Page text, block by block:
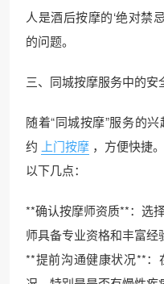
人是酒后按摩的‘绝对禁
的问题。
三、同城按摩服务中的安
随着“同城按摩”服务的
约 上门按摩 ，方便快捷
以下几点：
**确认按摩师资质**：选
师具备专业资格和丰富经
**提前沟通健康状况**